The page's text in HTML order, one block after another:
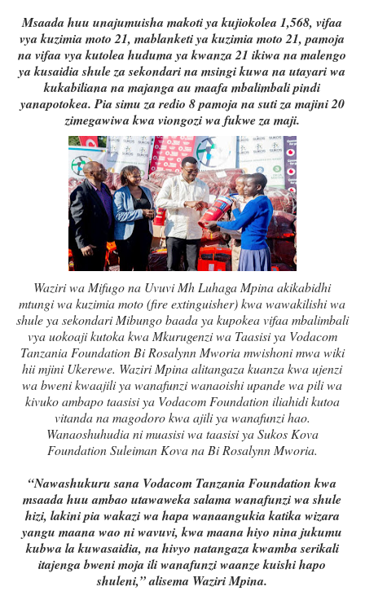
Msaada huu unajumuisha makoti ya kujiokolea 1,568, vifaa
vya kuzimia moto 21, mablanketi ya kuzimia moto 21, pamoja
na vifaa vya kutolea huduma ya kwanza 21 ikiwa na malengo
ya kusaidia shule za sekondari na msingi kuwa na utayari wa
kukabiliana na majanga au maafa mbalimbali pindi
yanapotokea. Pia simu za redio 8 pamoja na suti za majini 20
zimegawiwa kwa viongozi wa fukwe za maji.
Waziri wa Mifugo na Uvuvi Mh Luhaga Mpina akikabidhi
mtungi wa kuzimia moto (fire extinguisher) kwa wawakilishi wa
shule ya sekondari Mibungo baada ya kupokea vifaa mbalimbali
vya uokoaji kutoka kwa Mkurugenzi wa Taasisi ya Vodacom
Tanzania Foundation Bi Rosalynn Mworia mwishoni mwa wiki
hii mjini Ukerewe. Waziri Mpina alitangaza kuanza kwa ujenzi
wa bweni kwaajili ya wanafunzi wanaoishi upande wa pili wa
kivuko ambapo taasisi ya Vodacom Foundation iliahidi kutoa
vitanda na magodoro kwa ajili ya wanafunzi hao.
Wanaoshuhudia ni muasisi wa taasisi ya Sukos Kova
Foundation Suleiman Kova na Bi Rosalynn Mworia.
“Nawashukuru sana Vodacom Tanzania Foundation kwa
msaada huu ambao utawaweka salama wanafunzi wa shule
hizi, lakini pia wakazi wa hapa wanaangukia katika wizara
yangu maana wao ni wavuvi, kwa maana hiyo nina jukumu
kubwa la kuwasaidia, na hivyo natangaza kwamba serikali
itajenga bweni moja ili wanafunzi waanze kuishi hapo
shuleni,” alisema Waziri Mpina.